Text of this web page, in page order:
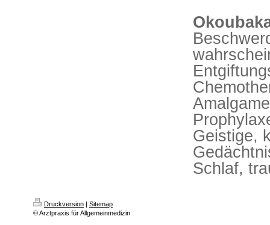
Geistige,
Schlaf,
Druckversion | Sitemap
© Arztpraxis für Allgemeinmedizin